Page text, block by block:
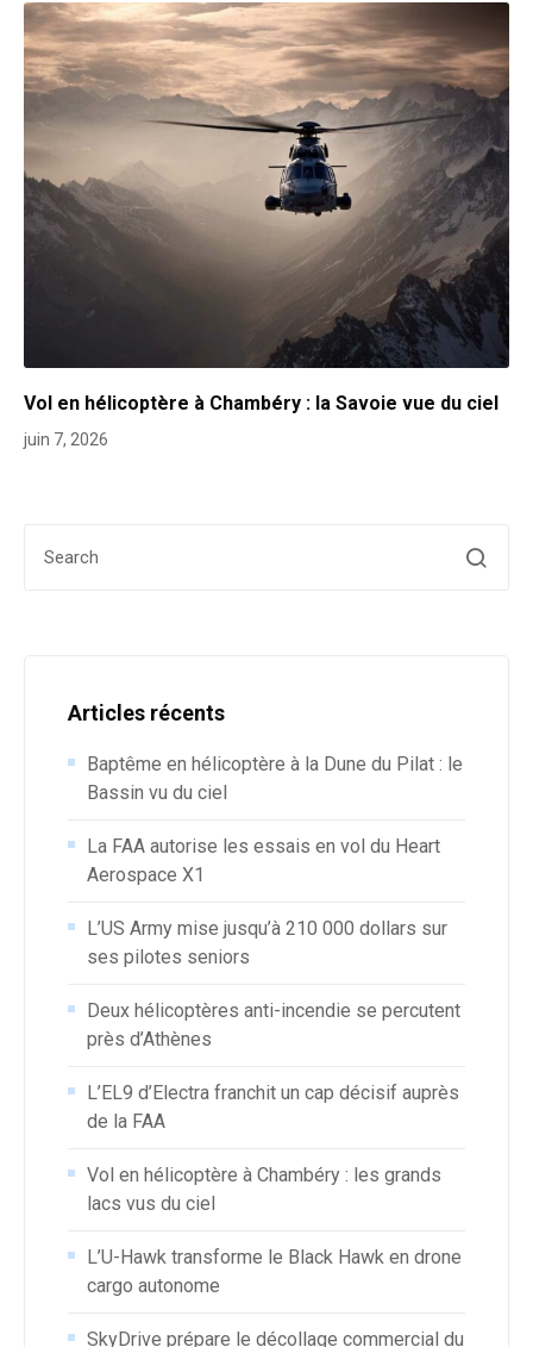
Vol en hélicoptère à Chambéry : la Savoie vue du ciel
juin 7, 2026
Articles récents
Baptême en hélicoptère à la Dune du Pilat : le
Bassin vu du ciel
La FAA autorise les essais en vol du Heart
Aerospace X1
L’US Army mise jusqu’à 210 000 dollars sur
ses pilotes seniors
Deux hélicoptères anti-incendie se percutent
près d’Athènes
L’EL9 d’Electra franchit un cap décisif auprès
de la FAA
Vol en hélicoptère à Chambéry : les grands
lacs vus du ciel
L’U-Hawk transforme le Black Hawk en drone
cargo autonome
SkyDrive prépare le décollage commercial du